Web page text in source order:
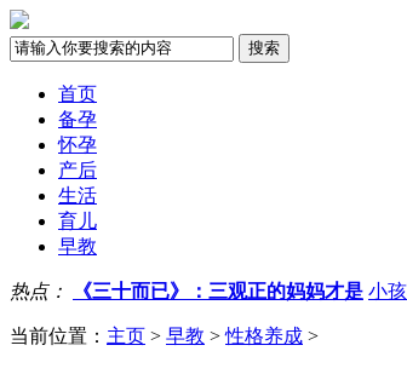
首页
备孕
怀孕
产后
生活
育儿
早教
热点： 《三十而已》：三观正的妈妈才是 小
当前位置： 主页 > 早教 >性格养成 >